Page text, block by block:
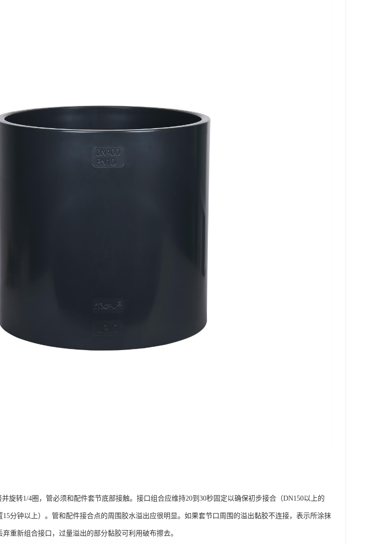
旋转1/4圈，管必须和配件套节底部接触。接口组合应维持20到30秒固定以确保初步接合（DN150以上的
分钟以上）。管和配件接合点的周围胶水溢出应很明显。如果套节口周围的溢出黏胶不连接，表示所涂抹
重新组合接口，过量溢出的部分黏胶可利用破布擦去。